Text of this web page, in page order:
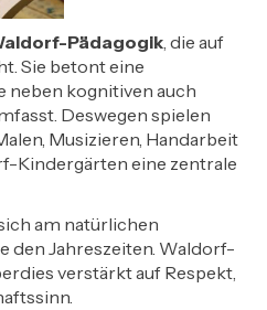
Pädagogik, die auf
Sie betont eine
neben kognitiven auch
Deswegen spielen
Musizieren, Handarbeit
Kindergärten eine zentrale
am natürlichen
den Jahreszeiten. Waldorf-
verstärkt auf Respekt,